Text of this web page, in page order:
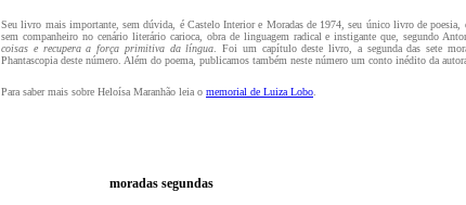
Seu livro mais importante, sem dúvida, é Castelo Interior e Moradas de 1974, seu único livro de poesia,
sem companheiro no cenário literário carioca, obra de linguagem radical e instigante que, segundo
coisas e recupera a força primitiva da língua . Foi um capítulo deste livro, a segunda das sete
Phantascopia deste número. Além do poema, publicamos também neste número um conto inédito da
Para saber mais sobre Heloísa Maranhão leia o memorial de Luiza Lobo
moradas segundas